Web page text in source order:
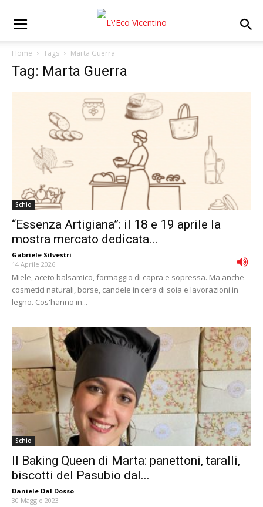
Home Tags Marta Guerra
Tag: Marta Guerra
Schio
“Essenza Artigiana”: il 18 e 19 aprile la
mostra mercato dedicata...
Gabriele Silvestri -
14 Aprile 2026
Miele, aceto balsamico, formaggio di capra e sopressa. Ma anche
cosmetici naturali, borse, candele in cera di soia e lavorazioni in
legno. Cos'hanno in...
Schio
Il Baking Queen di Marta: panettoni, taralli,
biscotti del Pasubio dal...
Daniele Dal Dosso -
30 Maggio 2023